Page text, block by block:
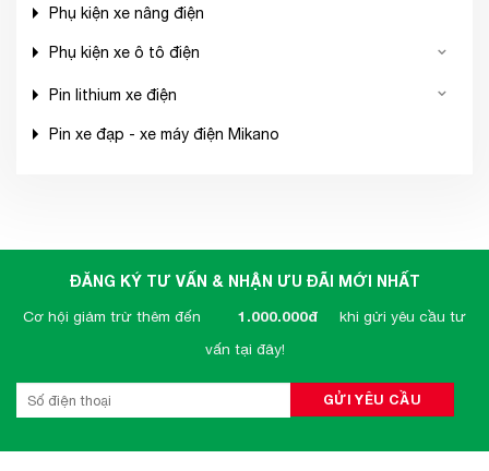
Phụ kiện xe nâng điện
Phụ kiện xe ô tô điện
Pin lithium xe điện
Pin xe đạp - xe máy điện Mikano
ĐĂNG KÝ TƯ VẤN & NHẬN ƯU ĐÃI MỚI NHẤT
Cơ hội giảm trừ thêm đến 1.000.000đ
khi gửi yêu cầu tư
vấn tại đây!